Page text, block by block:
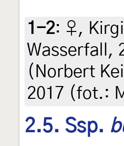
1-2: ♀,
Wasserfall,
(Norbert
2017 (fot.:
2.5. Ssp.